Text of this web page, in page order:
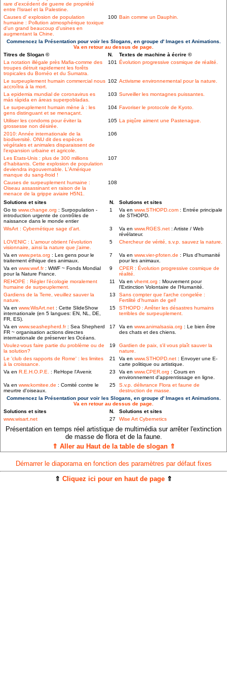
rare d'excédent de guerre de propriété
entre l'Israel et la Palestine.
Causes d' explosion de population
humaine : Pollution atmosphérique toxique
d'un grand beaucoup d'usines en
augmentant la Chine.
100 Bain comme un Dauphin.
Commencez la Présentation pour voir les Slogans, en groupe d' Images et Animations.
Va en retour au dessus de page.
Titres de Slogan ©
N.
Textes de machine à écrire ©
La notation illégale près Mafia-comme des
troupes détruit rapidement les forêts
tropicales du Bornéo et du Sumatra.
101 Évolution progressive cosmique de réalité.
Le surpeuplement humain commercial nous
accroîtra à la mort.
102 Activisme environnemental pour la nature.
La epidemia mundial de coronavirus es
más rápida en áreas superpobladas.
103 Surveiller les montagnes puissantes.
Le surpeuplement humain mène à : les
gens distinguant et se menaçant.
104 Favoriser le protocole de Kyoto.
Utiliser les condoms pour éviter la
grossesse non désirée.
105 La piqûre aiment une Pastenague.
2010: Année internationale de la
biodiversité. ONU dit des espèces
végétales et animales disparaissent de
l'expansion urbaine et agricole.
106
Les Etats-Unis : plus de 300 millions
d'habitants. Cette explosion de population
deviendra ingouvernable. L'Amérique
manque du sang-froid !
107
Causes de surpeuplement humaine :
Oiseau assassinant en raison de la
menace de la grippe aviaire H5N1.
108
Solutions et sites N.
Solutions et sites
Go to www.change.org : Surpopulation -
introduction urgente de contrôles de
naissance dans le monde entier
1 Va en www.STHOPD.com : Entrée principale
de STHOPD.
WisArt : Cybernétique sage d'art. 3 Va en www.RGES.net : Artiste / Web
révélateur.
LOVENIC : L'amour obtient l'évolution
visionnaire, ainsi la nature que j'aime.
5 Chercheur de vérité, s.v.p. sauvez la nature.
Va en www.peta.org : Les gens pour le
traitement éthique des animaux.
7 Va en www.vier-pfoten.de : Plus d'humanité
pour les animaux.
Va en www.wwf.fr: WWF ~ Fonds Mondial
pour la Nature France.
9
CPER : Évolution progressive cosmique de
réalité.
REHOPE : Régler l'écologie moralement
humaine de surpeuplement.
11 Va en vhemt.org : Mouvement pour
l'Extinction Volontaire de l'Humanité.
Gardiens de la Terre, veuillez sauver la
nature.
13
Sans compter que l'arche congelée :
Fertilité d'humain de gel!
Va en www.WisArt.net : Cette SlideShow
internationale (en 5 langues: EN, NL, DE,
FR, ES).
15
STHOPD : Arrêter les désastres humains
terribles de surpeuplement.
Va en www.seashepherd.fr: Sea Shepherd
FR ~ organisation actions directes
internationale de préserver les Océans.
17 Va en www.animalsasia.org : Le bien être
des chats et des chiens.
Voulez-vous faire partie du problème ou de
la solution?
19
Gardien de paix, s'il vous plaît sauver la
nature.
Le 'club des rapports de Rome' : les limites
à la croissance.
21 Va en www.STHOPD.net : Envoyer une E-
carte politique ou artistique.
Va en R.E.H.O.P.E. : ReHope l'Avenir. 23 Va en www.CPER.org : Cours en
environnement d'apprentissage en ligne.
Va en www.komitee.de : Comité contre le
meurtre d'oiseaux.
25
S.v.p. délivrance Flora et faune de
destruction de masse.
Commencez la Présentation pour voir les Slogans, en groupe d' Images et Animations.
Va en retour au dessus de page.
Solutions et sites
N.
Solutions et sites
www.wisart.net
27 Wise Art Cybernetics
Présentation en temps réel artistique de multimédia sur arrêter l'extinction
de masse de flora et de la faune.
⇑ Aller au Haut de la table de slogan ⇑
Démarrer le diaporama en fonction des paramètres par défaut fixes
⇑ Cliquez ici pour en haut de page ⇑